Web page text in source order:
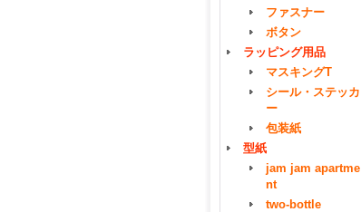
ファスナー
ボタン
ラッピング用品
マスキングT
シール・ステッカ
ー
包装紙
型紙
jam jam apartme
nt
two-bottle